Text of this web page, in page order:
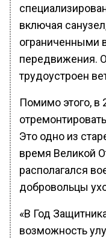
включая
ограниченными
передвижения.
трудоустроен
Помимо этого, в
Это одно из
время Великой
располагался
добровольцы
«В Год
возможность